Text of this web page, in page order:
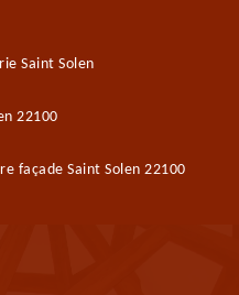
Saint Solen
22100
façade Saint Solen 22100